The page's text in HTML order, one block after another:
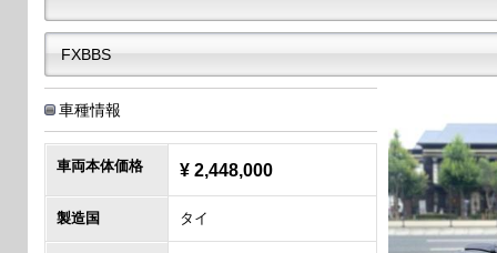
FXBBS
車種情報
車両本体価格 ¥ 2,448,000
製造国 タイ